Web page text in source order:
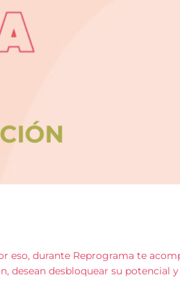
eso, durante Reprograma te
desean desbloquear su potencial